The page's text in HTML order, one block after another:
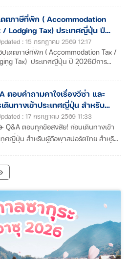
าร์ โดยเริ่มวางแผนก่อสร้างตั้งแต่ปี ค.ศ.
เพื่อสร้างพื้นที่พักผ่อนและอนุรักษ์
ชาติสำหรับชาวฮอกไกโด ก่อนจะเปิดให้
รครั้งแรกในปี ค.ศ. 1983 และพัฒนาเต็ม
บในปี ค.ศ. 2010สวนแห่งนี้ถูกออกแบบให้
พื้นที่ที่สามารถสัมผัสความงดงามของ
ชาติได้ตลอดทั้ง 4 ฤดูกาล ไม่ว่าจะเป็นทุ่ง
นสีในฤดูใบไม้ร่วง หรือกิจกรรมเล่นหิมะใน
นาว ภายในยังมีน้ำตก เส้นทางเดินป่า ลาน
รม และโซนสนามเด็กเล่นขนาดใหญ่ซึ่งใน
ดูร้อน สวนจะเปลี่ยนเป็นผืนสีสันสดใสจาก
ม้นานาพันธุ์ พร้อมวิวธรรมชาติที่สวยงาม
ม อีกทั้งยังอยู่ไม่ไกลจาก Hill of the
และ Moai ให้สามารถจัดโปรแกรม
ทั้ง 3 จุดในวันเดียวได้อย่างสะดวก ให้คุณ
ยวครบทั้งสวนดอกไม้ ธรรมชาติ และผล
ถาปัตยกรรมอันเป็นเอกลักษณ์ของ
กโดหากมีโอกาสมาเที่ยวฮอกไกโด ที่นี่คือ
งจุดหมายที่ไม่ควรพลาด อย่าลืมแวะมาเช็
นี่กันนะคะ!
ดตภาษีที่พัก ( Accommodation
Tax) ประเทศญี่ปุ่น ปี
: 15 กรกฎาคม 2569 12:17
ปเดตภาษีที่พัก ( Accommodation Tax /
Tax) ประเทศญี่ปุ่น ปี 2026มีการ
ริ่มจัดเก็บภาษีใหม่ในหลายจังหวัดเพื่อนำ
ปบริหารจัดการปัญหานักท่องเที่ยวล้นเมือง
โดยอัตราภาษีจะคิด ต่อคน ต่อ
ะมักจะเรียกเก็บแยกจากราคาห้องพักที่
อนไลน์ หรือ ทำทำรวมมาให้ราคาที่เสนอ
(กรณีเรียกเก็บแยกต้องไปจ่ายเพิ่มที่
เตอร์โรงแรมตอนเช็กอินหรือเช็กเอาต์)
แอดมินได้มารวบรวมข้อมูลเบื้องต้นมาให้
นได้เตรียมตัวก่อนการเดินทาง เพื่อ
มรับมือกับการเปลี่ยนแปลงในครั้งนี้ค่ะ สิ่ง
องเที่ยวควรรู้ก่อนเดินทาง ตั้งแต่ปี
หลายเมืองในประเทศญี่ปุ่นได้ปรับอัตรา
Tax (ภาษีที่พัก) เพื่อรองรับ
องเที่ยวและนำรายได้ไปพัฒนาโครงสร้าง
นด้านการท่องเที่ยว รวมถึงแก้ปัญหา
Tourism โดยภาษีนี้จะเรียกเก็บ ต่อคน ต่อ
ะมักชำระที่โรงแรมหรือรวมอยู่ในค่าห้อง
นั้นแต่ละพื้นที่จะเรียกเก็บไม่เท่ากัน แอด
กเลยค่ะว่าถ้ารีเช็คข้อมูลไม่ละเอียดราคาที่
นเท่าตัวแน่ๆ ดังนั้นก่อนการเดินทาง
ตอบคำถามคาใจเรื่องวีซ่า และ
ดินทางเข้าประเทศญี่ปุ่น สำหรับ
ปอร์ตไทย: 17 กรกฎาคม 2569 11:33
Q&A ตอบทุกข้อสงสัย! ก่อนเดินทางเข้า
ศญี่ปุ่น สำหรับผู้ถือพาสปอร์ตไทย สำหรับ
เลยค่ะ สรุปแบบเข้าใจง่าย✅ คนไทยถือ
อร์ตไทย เที่ยวญี่ปุ่นได้ ไม่เกิน 15 วัน โดย
งขอวีซ่า ✅ ลงทะเบียน Visit Japan Web
รือ กรอกใบ ตม. และใบศุลกากรก่อนเข้า
ทศญี่ปุ่น ✅ เตรียมเอกสารสำคัญให้พร้อม
าสปอร์ต ตั๋วเครื่องบินขากลับ ข้อมูลที่พัก
ผนการเดินทาง ✅ หากเจ้าหน้าที่ ตม.
าม ให้ตอบตามความเป็นจริงและตรงกับ
ารที่เตรียมไว้ ✅ หากต้องการพำนัก เกิน
ต้องยื่นขอวีซ่าท่องเที่ยวก่อนเดินทาง ✅